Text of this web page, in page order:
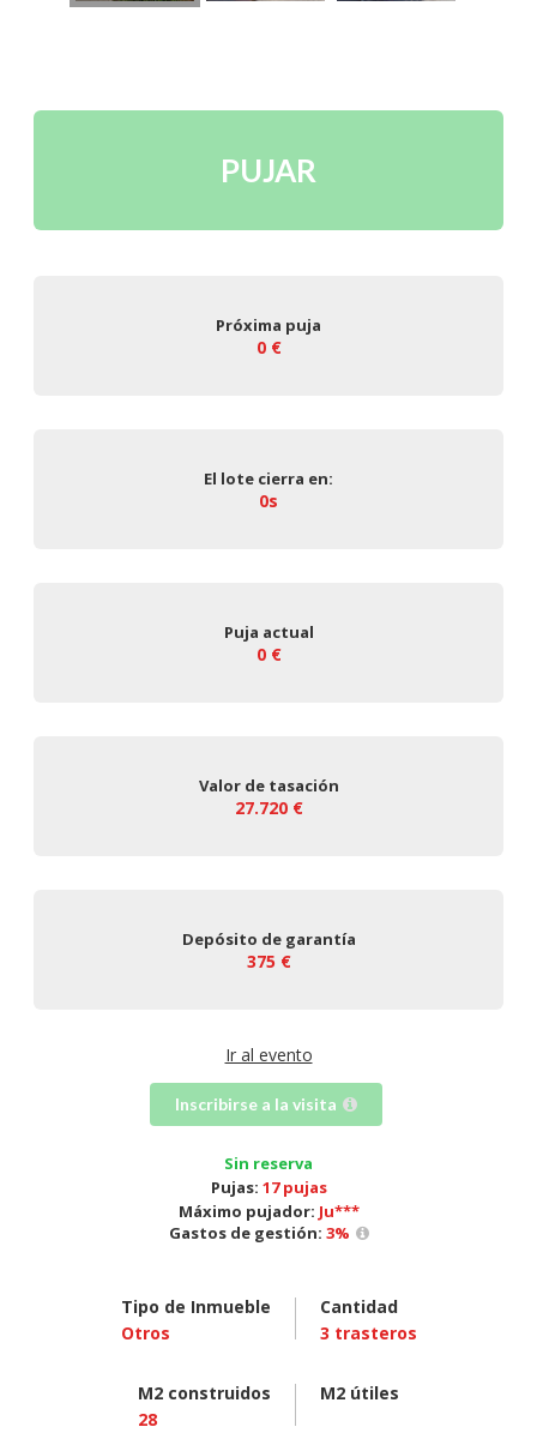
PUJAR
Próxima puja
0 €
El lote cierra en:
0s
Puja actual
0 €
Valor de tasación
27.720 €
Depósito de garantía
375 €
Ir al evento
Inscribirse a la visita
Sin reserva
Pujas: 17 pujas
Máximo pujador: Ju***
Gastos de gestión: 3%
Tipo de Inmueble
Otros
Cantidad
3 trasteros
M2 construidos
28
M2 útiles